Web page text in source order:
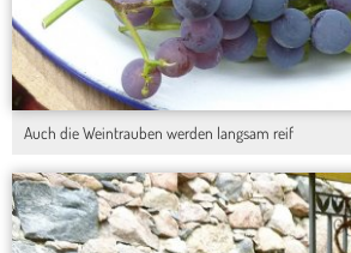
Auch die Weintrauben werden langsam reif